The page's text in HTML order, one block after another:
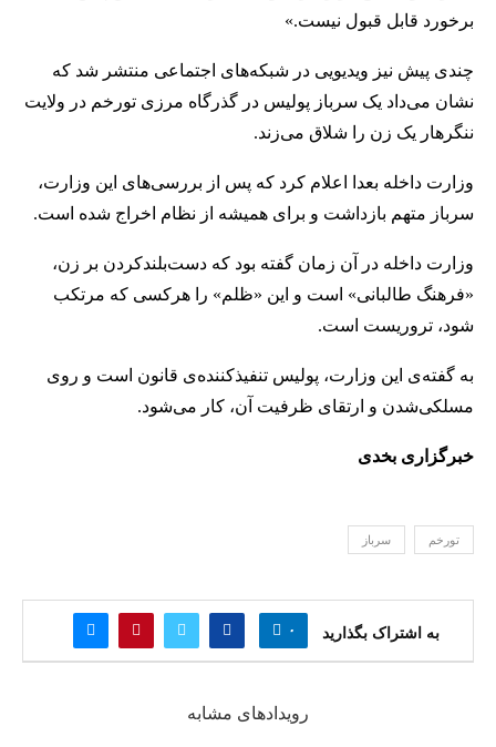
برخورد قابل قبول نیست.»
چندی پیش نیز ویدیویی در شبکه‌های اجتماعی منتشر شد که
نشان می‌داد یک سرباز پولیس در گذرگاه مرزی تورخم در ولایت
ننگرهار یک زن را شلاق می‌زند.
وزارت داخله بعدا اعلام کرد که پس از بررسی‌های این وزارت،
سرباز متهم بازداشت و برای همیشه از نظام اخراج شده است.
وزارت داخله در آن زمان گفته بود که دست‌بلندکردن بر زن،
«فرهنگ طالبانی» است و این «ظلم» را هرکسی که مرتکب
شود، تروریست است.
به گفته‌ی این وزارت، پولیس تنفیذکننده‌ی قانون است و روی
مسلکی‌شدن و ارتقای ظرفیت آن، کار می‌شود.
خبرگزاری بخدی
تورخم سرباز
به اشتراک بگذارید ۰
رویدادهای مشابه